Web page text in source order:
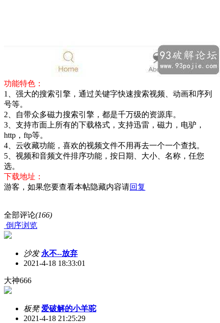
功能特色：
1、强大的搜索引擎，通过关键字快速搜索视频、动画和序列
号等。
2、自带众多磁力搜索引擎，都是千万级的资源库。
3、支持市面上所有的下载格式，支持迅雷，磁力，电驴，
http，ftp等。
4、云收藏功能，喜欢的视频文件不用再去一个一个查找。
5、视频和音频文件排序功能，按日期、大小、名称，任您
选。
下载地址：
游客，如果您要查看本帖隐藏内容请回复
全部评论(166)
倒序浏览
沙发 永不--放弃
2021-4-18 18:33:01
大神666
板凳 爱破解的小羊驼
2021-4-18 21:25:29